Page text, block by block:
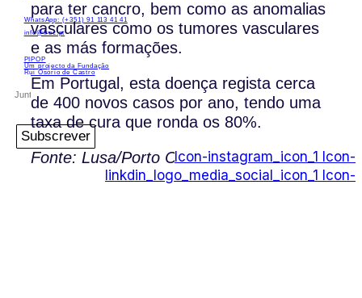
para ter cancro, bem como as anomalias
vasculares como os tumores vasculares
e as más formações.
Em Portugal, esta doença regista cerca
de 400 novos casos por ano, tendo uma
taxa de cura que ronda os 80%.
Fonte: Lusa/Porto Canal
WhatsApp: (+351) 91 113 41 41
info@froc.pt
PIPOP
Um projecto da Fundação
Rui Osório de Castro
Subscrever
Icon-instagram_icon_1
Icon-
linkdin_logo_media_social_icon_1
Icon-